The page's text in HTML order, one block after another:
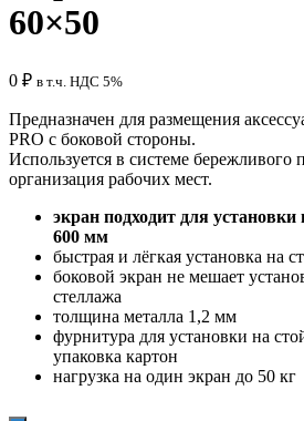
60×50
0 ₽ в т.ч. НДС 5%
Предназначен для размещения
PRO с боковой стороны.
Используется в системе бережливого
организация рабочих мест.
экран подходит для
600 мм
быстрая и лёгкая установка на
боковой экран не мешает
стеллажа
толщина металла 1,2 мм
фурнитура для установки на
упаковка картон
нагрузка на один экран до 50 кг